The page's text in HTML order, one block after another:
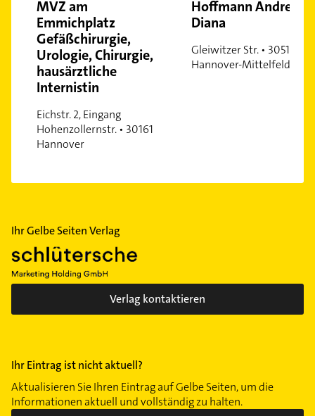
Waldheim
Wettbergen
Zoo
MVZ am
Emmichplatz
Gefäßchirurgie,
Urologie, Chirurgie,
hausärztliche
Internistin
Eichstr. 2, Eingang
Hohenzollernstr. • 30161
Hannover
Hoffmann Andrea-
Diana
Gleiwitzer Str. • 30519
Hannover-Mittelfeld
Ihr Gelbe Seiten Verlag
Verlag kontaktieren
Ihr Eintrag ist nicht aktuell?
Aktualisieren Sie Ihren Eintrag auf Gelbe Seiten, um die
Informationen aktuell und vollständig zu halten.